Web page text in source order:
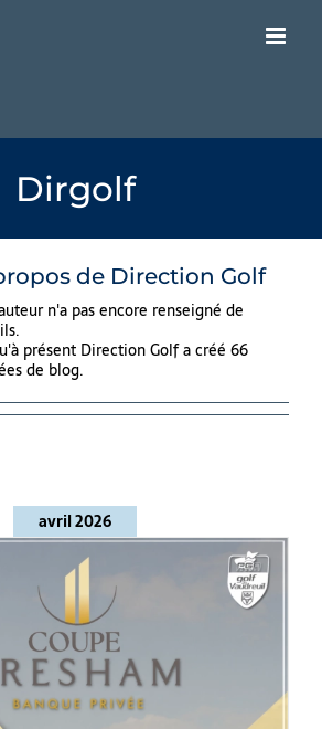
Dirgolf
de Direction Golf
n'a pas encore renseigné de
présent Direction Golf a créé 66
de blog.
avril 2026